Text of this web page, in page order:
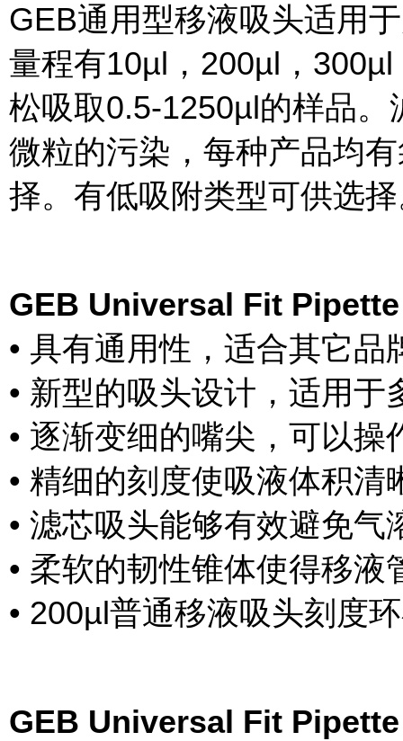
GEB通用型移液吸头适用
量程有10µl，200µl，
松吸取0.5-1250µl的样品
微粒的污染，每种产品均
择。有低吸附类型可供选
GEB Universal Fit
• 具有通用性，适合其它品
• 新型的吸头设计，适用于
• 逐渐变细的嘴尖，可以操
• 精细的刻度使吸液体积清
• 滤芯吸头能够有效避免气
• 柔软的韧性锥体使得移
• 200µl普通移液吸头刻度
GEB Universal Fit